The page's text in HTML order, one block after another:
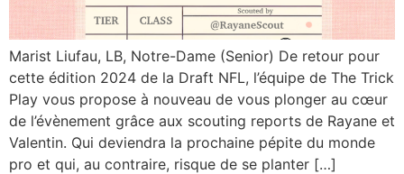
Marist Liufau, LB, Notre-Dame (Senior) De retour pour
cette édition 2024 de la Draft NFL, l’équipe de The Trick
Play vous propose à nouveau de vous plonger au cœur
de l’évènement grâce aux scouting reports de Rayane et
Valentin. Qui deviendra la prochaine pépite du monde
pro et qui, au contraire, risque de se planter […]